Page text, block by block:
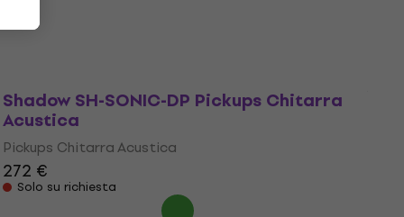
Solo su richiesta
Shadow SH-SONIC-DP Pickups Chitarra
Acustica
Pickups Chitarra Acustica
272 €
Solo su richiesta